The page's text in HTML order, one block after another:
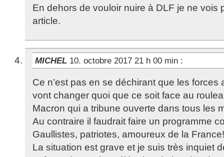
En dehors de vouloir nuire à DLF je ne vois
article.
MICHEL 10. octobre 2017 21 h 00 min :
Ce n’est pas en se déchirant que les forces
vont changer quoi que ce soit face au
Macron qui a tribune ouverte dans tous les
Au contraire il faudrait faire un programme
Gaullistes, patriotes, amoureux de la France!
La situation est grave et je suis très inquiet